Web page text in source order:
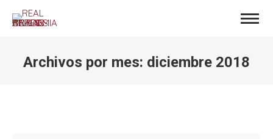
Archivos por mes: diciembre 2018